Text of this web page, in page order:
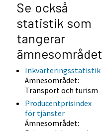
Se också
statistik som
tangerar
ämnesområdet
Inkvarteringsstatistik
Ämnesområdet:
Transport och turism
Producentprisindex
för tjänster
Ämnesområdet: